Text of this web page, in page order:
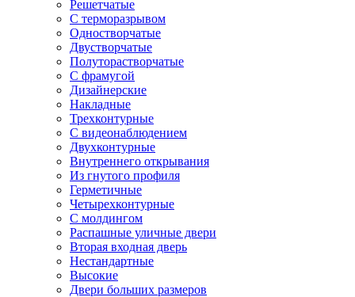
Решетчатые
С терморазрывом
Одностворчатые
Двустворчатые
Полуторастворчатые
С фрамугой
Дизайнерские
Накладные
Трехконтурные
С видеонаблюдением
Двухконтурные
Внутреннего открывания
Из гнутого профиля
Герметичные
Четырехконтурные
С молдингом
Распашные уличные двери
Вторая входная дверь
Нестандартные
Высокие
Двери больших размеров